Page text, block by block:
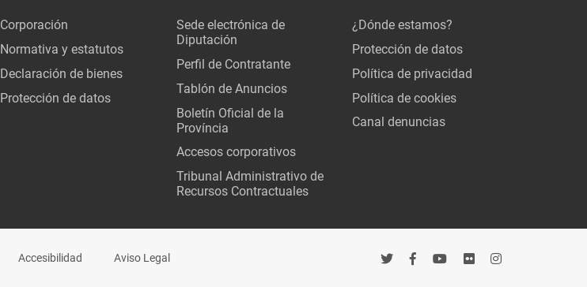
Corporación
Normativa y estatutos
Declaración de bienes
Protección de datos
Sede electrónica de
Diputación
Perfil de Contratante
Tablón de Anuncios
Boletín Oficial de la
Província
Accesos corporativos
Tribunal Administrativo de
Recursos Contractuales
¿Dónde estamos?
Protección de datos
Política de privacidad
Política de cookies
Canal denuncias
Accesibilidad Aviso Legal